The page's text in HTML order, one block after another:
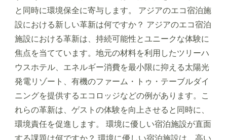
と同時に環境保全に寄与します。 アジアのエコ宿泊施
設における新しい革新は何ですか？ アジアのエコ宿泊
施設における革新は、持続可能性とユニークな体験に
焦点を当てています。地元の材料を利用したツリーハ
ウスホテル、エネルギー消費を最小限に抑える太陽光
発電リゾート、有機のファーム・トゥ・テーブルダイ
ニングを提供するエコロッジなどの例があります。こ
れらの革新は、ゲストの体験を向上させると同時に、
環境責任を促進します。 環境に優しい宿泊施設が直面